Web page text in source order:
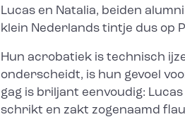
Lucas en Natalia, beiden
klein Nederlands tintje dus op
Hun acrobatiek is technisch
onderscheidt, is hun gevoel
gag is briljant eenvoudig:
schrikt en zakt zogenaamd